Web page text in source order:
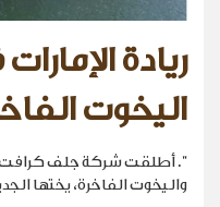
ريادة
اليخوت
". أطلقت شركة جلف كرافت،
واليخوت الفاخرة، يختها